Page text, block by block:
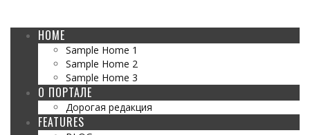
HOME
Sample Home 1
Sample Home 2
Sample Home 3
О ПОРТАЛЕ
Дорогая редакция
FEATURES